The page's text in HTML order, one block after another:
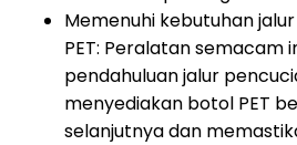
Memenuhi kebutuhan
PET: Peralatan semacam
pendahuluan jalur
menyediakan botol PET
selanjutnya dan